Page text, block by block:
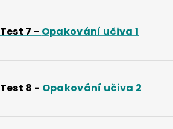
Test 7 - Opakování učiva 1
Test 8 - Opakování učiva 2